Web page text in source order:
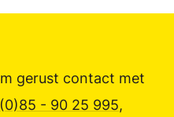
gerust contact met
- 90 25 995,